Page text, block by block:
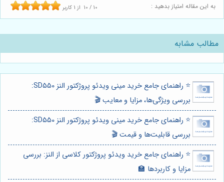
به این مقاله امتیاز بدهید : 10 / 10 از 1 کاربر
مطالب مشابه
⭐️ راهنمای جامع خرید مینی ویدئو پروژکتور النز SD550:
بررسی ویژگی‌ها، مزایا و معایب 🎬
⭐️ راهنمای جامع خرید مینی ویدئو پروژکتور النز SD550:
بررسی قابلیت‌ها و قیمت 🎬
⭐️ راهنمای جامع خرید ویدئو پروژکتور کلاسی از النز: بررسی
مزایا و کاربردها 🏫